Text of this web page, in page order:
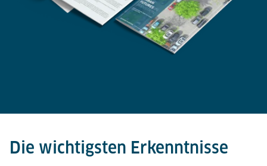
Die wichtigsten Erkenntnisse